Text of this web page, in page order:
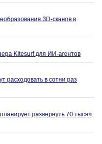
3D-сканов в
Kitesurf для ИИ-агентов
расходовать в сотни раз
развернуть 70 тысяч